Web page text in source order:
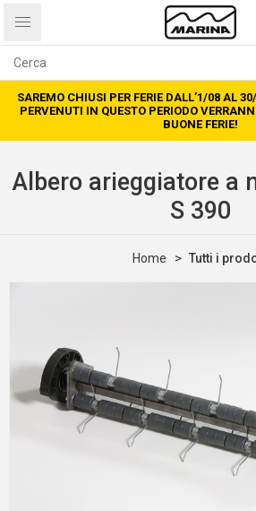
SAREMO CHIUSI PER FERIE DALL’1/08 AL
PERVENUTI IN QUESTO PERIODO
BUONE FERIE!
Albero arieggiatore a
S 390
Home Tutti i